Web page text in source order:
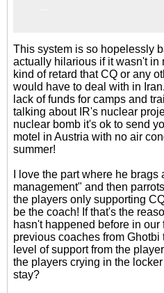
This system is so hopelessly
actually hilarious if it wasn't in
kind of retard that CQ or any
would have to deal with in
lack of funds for camps and
talking about IR's nuclear
nuclear bomb it's ok to send
motel in Austria with no air
summer!
I love the part where he
management" and then
the players only supporting
be the coach! If that's the
hasn't happened before in
previous coaches from
level of support from the
the players crying in the
stay?